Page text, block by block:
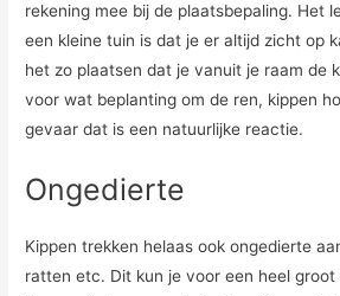
rekening mee bij de plaatsbepaling. Het
een kleine tuin is dat je er altijd zicht op
het zo plaatsen dat je vanuit je raam de
voor wat beplanting om de ren, kippen
gevaar dat is een natuurlijke reactie.
Ongedierte
Kippen trekken helaas ook ongedierte
ratten etc. Dit kun je voor een heel